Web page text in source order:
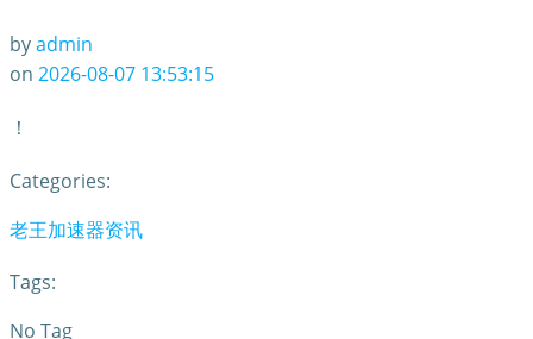
byadmin
on 2026-08-07 13:53:15
！
Categories:
老王加速器资讯
Tags:
No Tag